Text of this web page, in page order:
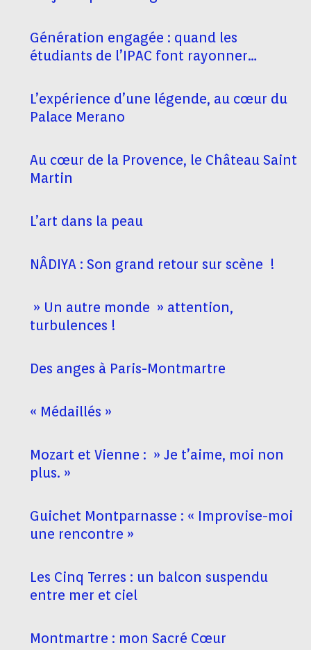
Génération engagée : quand les
étudiants de l’IPAC font rayonner
L’expérience d’une légende, au cœur du
Palace Merano
Au cœur de la Provence, le Château Saint
Martin
L’art dans la peau
NÂDIYA : Son grand retour sur scène !
» Un autre monde » attention,
turbulences !
Des anges à Paris-Montmartre
« Médaillés »
Mozart et Vienne : » Je t’aime, moi non
plus. »
Guichet Montparnasse : « Improvise-moi
une rencontre »
Les Cinq Terres : un balcon suspendu
entre mer et ciel
Montmartre : mon Sacré Cœur